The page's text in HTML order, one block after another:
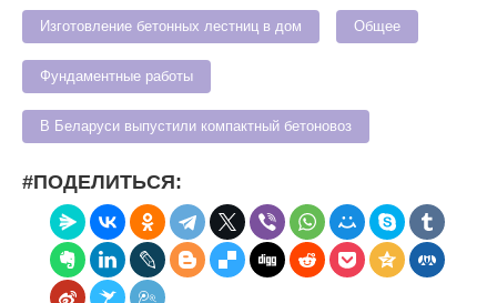
Изготовление бетонных лестниц в дом Общее
Фундаментные работы
В Беларуси выпустили компактный бетоновоз
#ПОДЕЛИТЬСЯ: